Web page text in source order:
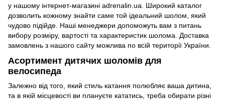
у нашому інтернет-магазині adrenalin.ua. Широкий каталог
дозволить кожному знайти саме той ідеальний шолом, який
чудово підійде. Наші менеджери допоможуть вам з питань
вибору розміру, вартості та характеристик шолома. Доставка
замовлень з нашого сайту можлива по всій території України.
Асортимент дитячих шоломів для
велосипеда
Залежно від того, який стиль катання полюбляє ваша дитина,
та в якій місцевості ви плануєте кататись, треба обирати різні